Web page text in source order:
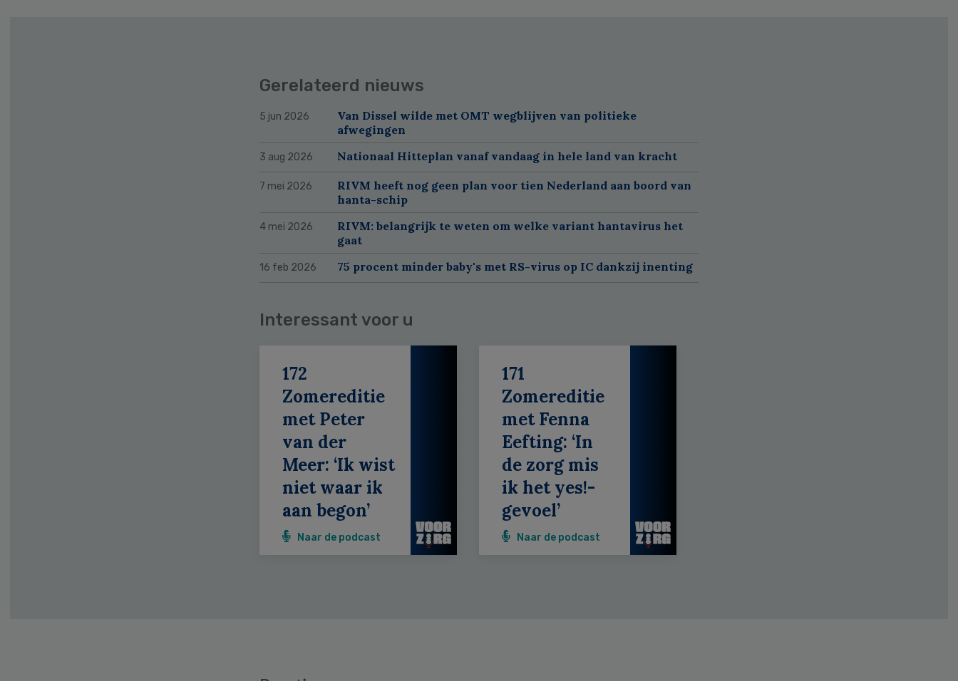
Gerelateerd nieuws
5 jun 2026
Van Dissel wilde met OMT wegblijven van politieke
afwegingen
3 aug 2026 Nationaal Hitteplan vanaf vandaag in hele land van kracht
7 mei 2026
RIVM heeft nog geen plan voor tien Nederland aan boord van
hanta-schip
4 mei 2026
RIVM: belangrijk te weten om welke variant hantavirus het
gaat
16 feb 2026 75 procent minder baby's met RS-virus op IC dankzij inenting
Interessant voor u
172
Zomereditie
met Peter
van der
Meer: ‘Ik wist
niet waar ik
aan begon’
Naar de podcast
171
Zomereditie
met Fenna
Eefting: ‘In
de zorg mis
ik het yes!-
gevoel’
Naar de podcast